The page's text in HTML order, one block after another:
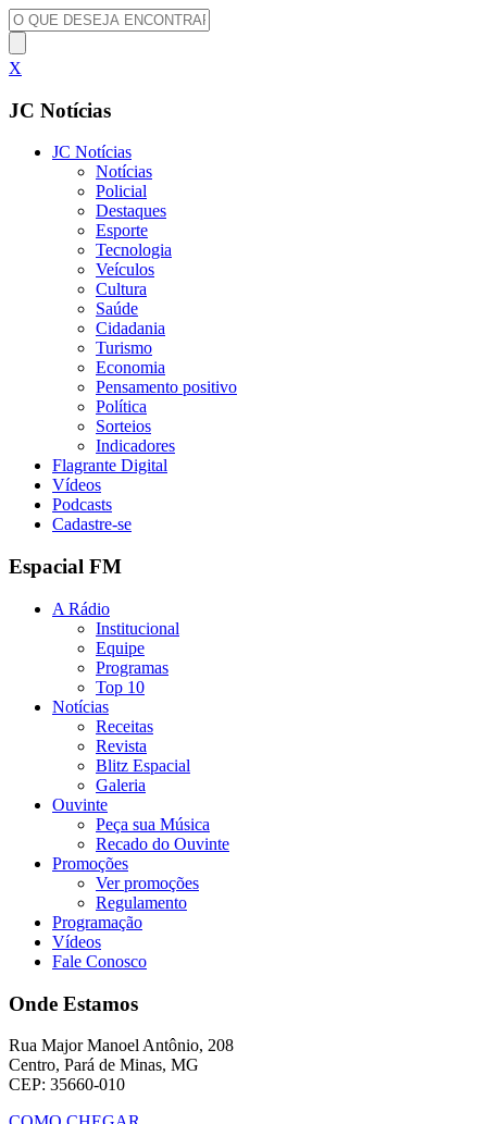
X
JC Notícias
JC Notícias
Notícias
Policial
Destaques
Esporte
Tecnologia
Veículos
Cultura
Saúde
Cidadania
Turismo
Economia
Pensamento positivo
Política
Sorteios
Indicadores
Flagrante Digital
Vídeos
Podcasts
Cadastre-se
Espacial FM
A Rádio
Institucional
Equipe
Programas
Top 10
Notícias
Receitas
Revista
Blitz Espacial
Galeria
Ouvinte
Peça sua Música
Recado do Ouvinte
Promoções
Ver promoções
Regulamento
Programação
Vídeos
Fale Conosco
Onde Estamos
Rua Major Manoel Antônio, 208
Centro, Pará de Minas, MG
CEP: 35660-010